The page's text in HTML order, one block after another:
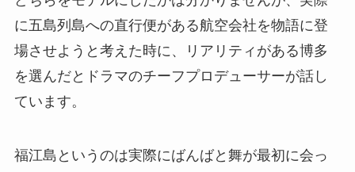
に五島列島への直行便がある航空会社を物語に登
場させようと考えた時に、リアリティがある博多
を選んだとドラマのチーフプロデューサーが話し
ています。
福江島というのは実際にばんばと舞が最初に会っ